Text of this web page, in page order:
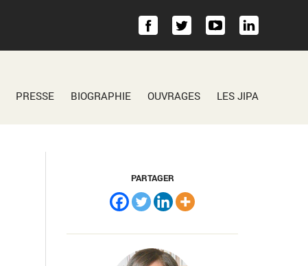
PRESSE BIOGRAPHIE OUVRAGES LES JIPA
PARTAGER